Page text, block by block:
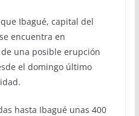
Ibagué, capital del
encuentra en
una posible erupción
el domingo último
hasta Ibagué unas 400